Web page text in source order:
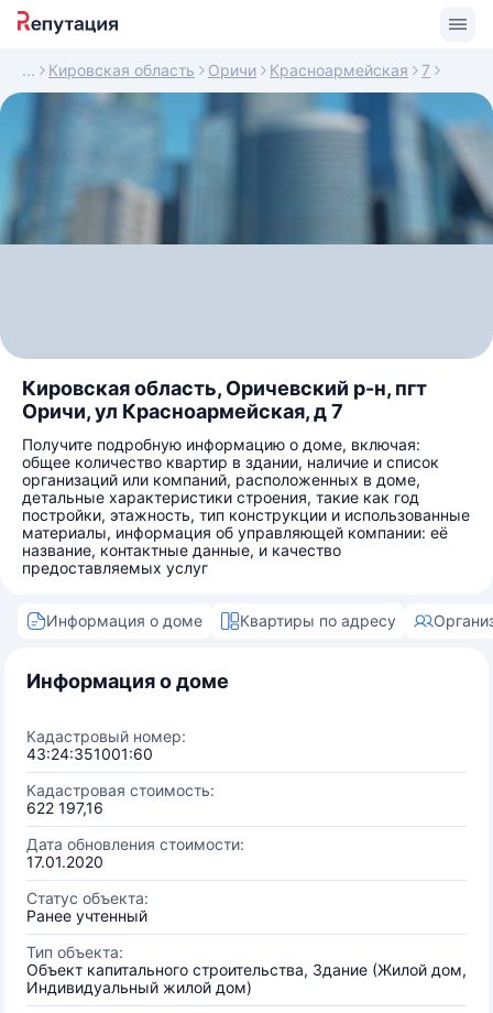
Кировская область Оричи Красноармейская 7
Кировская область, Оричевский р-н, пгт
Оричи, ул Красноармейская, д 7
Получите подробную информацию о доме, включая:
общее количество квартир в здании, наличие и список
организаций или компаний, расположенных в доме,
детальные характеристики строения, такие как год
постройки, этажность, тип конструкции и использованные
материалы, информация об управляющей компании: её
название, контактные данные, и качество
предоставляемых услуг
Информация о доме Квартиры по адресу
Информация о доме
Кадастровый номер:
43:24:351001:60
Кадастровая стоимость:
622 197,16
Дата обновления стоимости:
17.01.2020
Статус объекта:
Ранее учтенный
Тип объекта:
Объект капитального строительства, Здание (Жилой дом,
Индивидуальный жилой дом)